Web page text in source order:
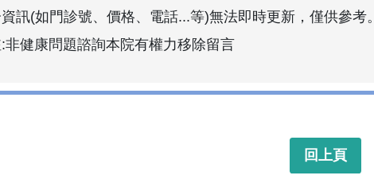
訊(如門診號、價格、電話...等)無法即時更新，僅供參考。
非健康問題諮詢本院有權力移除留言
回上頁